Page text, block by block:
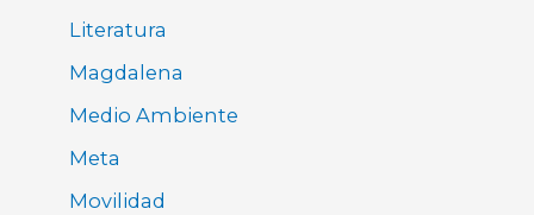
Literatura
Magdalena
Medio Ambiente
Meta
Movilidad